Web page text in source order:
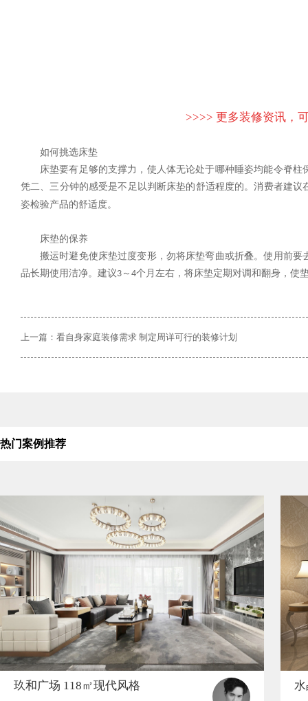
>>>> 更多装修资讯，
如何挑选床垫
床垫要有足够的支撑力，使人体无论处于哪种睡姿均能令脊
凭二、三分钟的感受是不足以判断床垫的舒适程度的。消费者建议
姿检验产品的舒适度。
床垫的保养
搬运时避免使床垫过度变形，勿将床垫弯曲或折叠。使用前
品长期使用洁净。建议3 ～ 4个月左右，将床垫定期对调和翻身，使
上一篇：看自身家庭装修需求 制定周详可行的装修计划
热门案例推荐
玖和广场 118㎡现代风格